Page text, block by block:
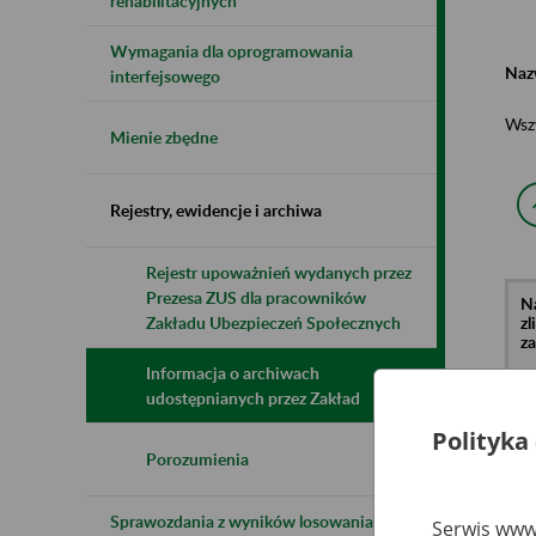
Wymagania dla oprogramowania
interfejsowego
Mienie zbędne
Rejestry, ewidencje i archiwa
Rejestr upoważnień wydanych przez
Prezesa ZUS dla pracowników
Zakładu Ubezpieczeń Społecznych
Informacja o archiwach
udostępnianych przez Zakład
Porozumienia
Sprawozdania z wyników losowania do
Polityka
Serwis